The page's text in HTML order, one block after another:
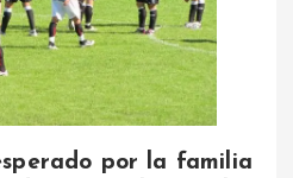
por la familia